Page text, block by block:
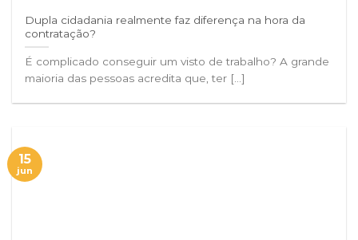
Dupla cidadania realmente faz diferença na hora da
contratação?
É complicado conseguir um visto de trabalho? A grande
maioria das pessoas acredita que, ter [...]
15
jun